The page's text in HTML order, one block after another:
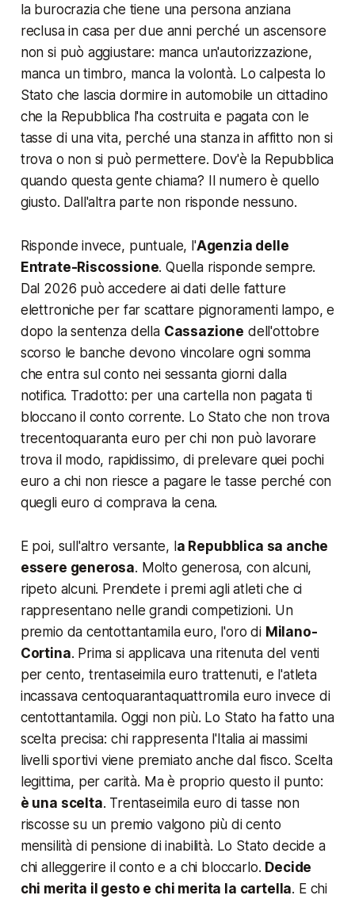
la burocrazia che tiene una persona anziana
reclusa in casa per due anni perché un ascensore
non si può aggiustare: manca un'autorizzazione,
manca un timbro, manca la volontà. Lo calpesta lo
Stato che lascia dormire in automobile un cittadino
che la Repubblica l'ha costruita e pagata con le
tasse di una vita, perché una stanza in affitto non si
trova o non si può permettere. Dov'è la Repubblica
quando questa gente chiama? Il numero è quello
giusto. Dall'altra parte non risponde nessuno.
Risponde invece, puntuale, l'Agenzia delle
Entrate-Riscossione. Quella risponde sempre.
Dal 2026 può accedere ai dati delle fatture
elettroniche per far scattare pignoramenti lampo, e
dopo la sentenza della Cassazione dell'ottobre
scorso le banche devono vincolare ogni somma
che entra sul conto nei sessanta giorni dalla
notifica. Tradotto: per una cartella non pagata ti
bloccano il conto corrente. Lo Stato che non trova
trecentoquaranta euro per chi non può lavorare
trova il modo, rapidissimo, di prelevare quei pochi
euro a chi non riesce a pagare le tasse perché con
quegli euro ci comprava la cena.
E poi, sull'altro versante, l a Repubblica sa anche
essere generosa. Molto generosa, con alcuni,
ripeto alcuni. Prendete i premi agli atleti che ci
rappresentano nelle grandi competizioni. Un
premio da centottantamila euro, l'oro di Milano-
Cortina. Prima si applicava una ritenuta del venti
per cento, trentaseimila euro trattenuti, e l'atleta
incassava centoquarantaquattromila euro invece di
centottantamila. Oggi non più. Lo Stato ha fatto una
scelta precisa: chi rappresenta l'Italia ai massimi
livelli sportivi viene premiato anche dal fisco. Scelta
legittima, per carità. Ma è proprio questo il punto:
è una scelta. Trentaseimila euro di tasse non
riscosse su un premio valgono più di cento
mensilità di pensione di inabilità. Lo Stato decide a
chi alleggerire il conto e a chi bloccarlo. Decide
chi merita il gesto e chi merita la cartella. E chi